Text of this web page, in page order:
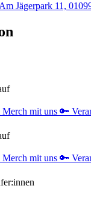
Jägerpark 11,
mit uns 🔑
mit uns 🔑